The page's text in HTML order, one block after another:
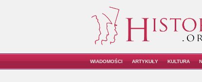
WIADOMOŚCI ARTYKUŁY KULTURA